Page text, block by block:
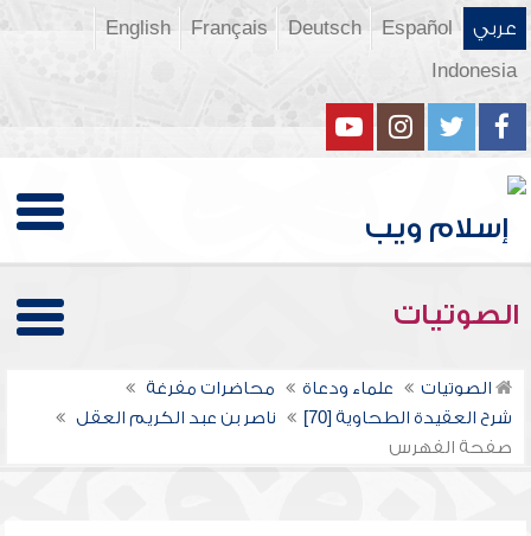
عربي Español
Deutsch
Français
English
Indonesia
الصوتيات
الصوتيات علماء ودعاة
محاضرات مفرغة
شرح العقيدة الطحاوية [70]
ناصر بن عبد الكريم العقل
صفحة الفهرس